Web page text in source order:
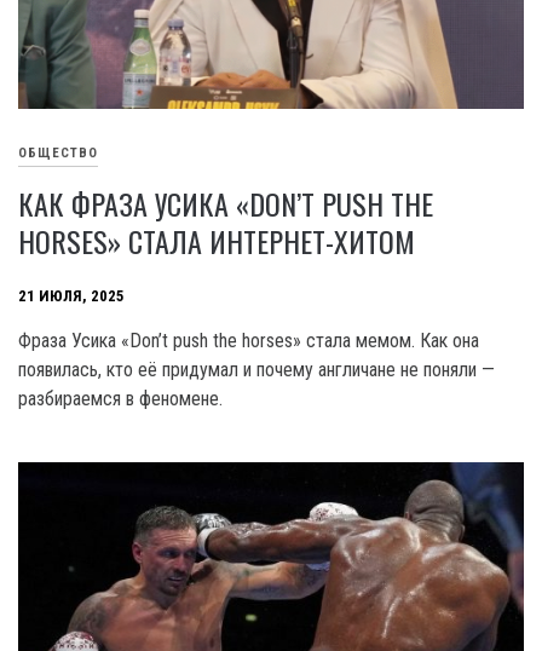
ОБЩЕСТВО
КАК ФРАЗА УСИКА «DON’T PUSH THE
HORSES» СТАЛА ИНТЕРНЕТ-ХИТОМ
21 ИЮЛЯ, 2025
Фраза Усика «Don’t push the horses» стала мемом. Как она
появилась, кто её придумал и почему англичане не поняли —
разбираемся в феномене.